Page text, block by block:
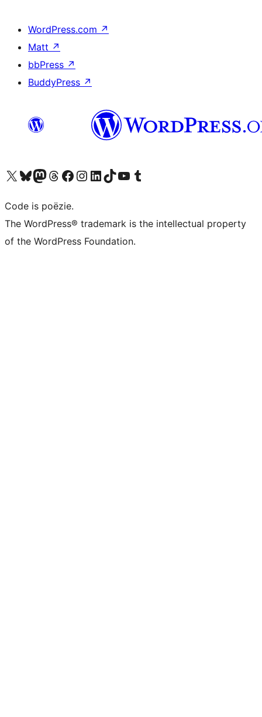
WordPress.com ↗
Matt ↗
bbPress ↗
BuddyPress ↗
Bezoek ons X (voorheen Twitter) account
Bezoek ons Bluesky account
Bezoek ons Mastodon account
Bezoek ons Threads account
Onze Facebook pagina bezoeken
Bezoek ons Instagram account
Bezoek ons LinkedIn account
Bezoek ons TikTok account
Bezoek ons YouTube kanaalBezoek ons Tumblr account
Code is poëzie.
The WordPress® trademark is the intellectual property
of the WordPress Foundation.